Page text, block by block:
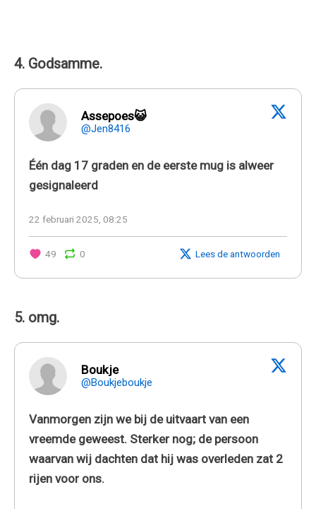
4. Godsamme.
Assepoes😺
@Jen8416
Één dag 17 graden en de eerste mug is alweer
gesignaleerd
22 februari 2025, 08:25
49 0 Lees de antwoorden
5. omg.
Boukje
@Boukjeboukje
Vanmorgen zijn we bij de uitvaart van een
vreemde geweest. Sterker nog; de persoon
waarvan wij dachten dat hij was overleden zat 2
rijen voor ons.